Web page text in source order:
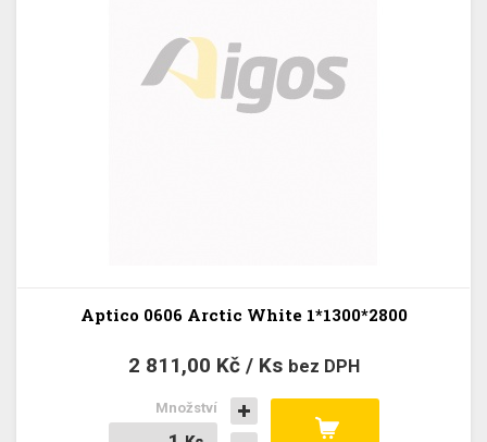
Aptico 0606 Arctic White 1*1300*2800
2 811,00 Kč / Ks bez DPH
Množství